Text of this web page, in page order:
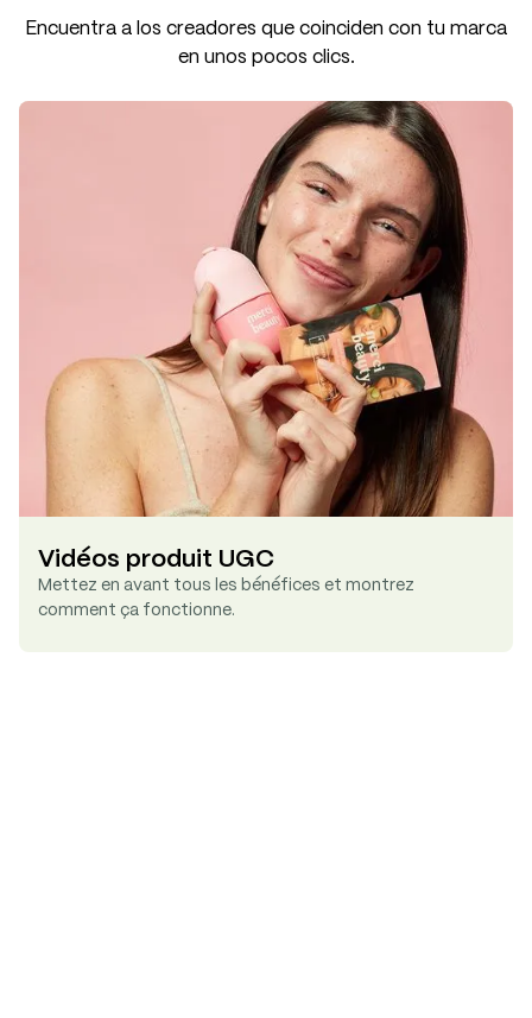
Encuentra a los creadores que coinciden con tu marca
en unos pocos clics.
Vidéos produit UGC
Mettez en avant tous les bénéfices et montrez
comment ça fonctionne.